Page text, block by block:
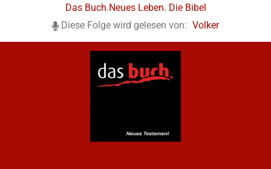
Das Buch.Neues Leben. Die Bibel
Diese Folge wird gelesen von: Volker